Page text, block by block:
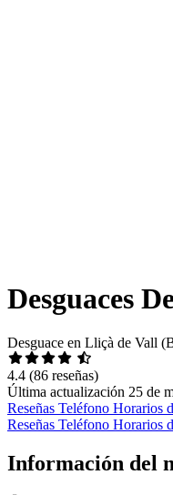
Desguaces
Desguace en Lliçà de Vall
4.4 (86 reseñas)
Última actualización 25 de
Reseñas Teléfono Horarios
Reseñas Teléfono Horarios
Información del